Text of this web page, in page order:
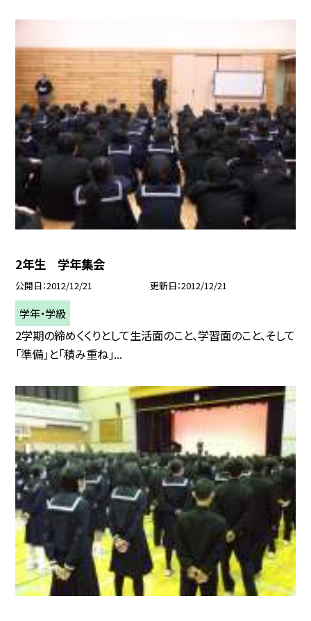
2年生 学年集会
公開日 2012/12/21 更新日 2012/12/21
学年・学級
2学期の締めくくりとして生活面のこと、学習面のこと、そして
「準備」と「積み重ね」...